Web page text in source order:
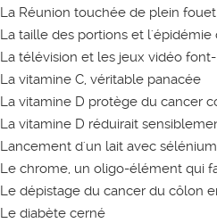
La Réunion touchée de plein
La taille des portions et l'épidémie
La télévision et les jeux vidéo
La vitamine C, véritable panacée
La vitamine D protège du cancer
La vitamine D réduirait
Lancement d'un lait avec
Le chrome, un oligo-élément qui
Le dépistage du cancer du côlon
Le diabète cerné